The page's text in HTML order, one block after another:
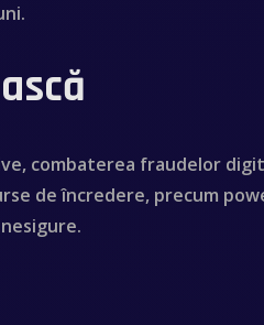
combaterea fraudelor
de încredere, precum